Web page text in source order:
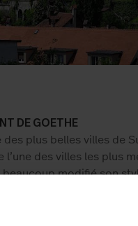
DE GOETHE
des plus belles villes de
des villes les plus
beaucoup modifié son